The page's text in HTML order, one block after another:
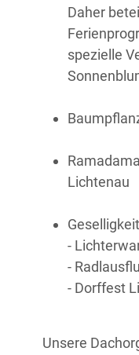
Daher
spezielle
Lichtenau
-
-
- Dorffest
Unsere